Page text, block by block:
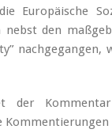
Europäische
den
nachgegangen,
der